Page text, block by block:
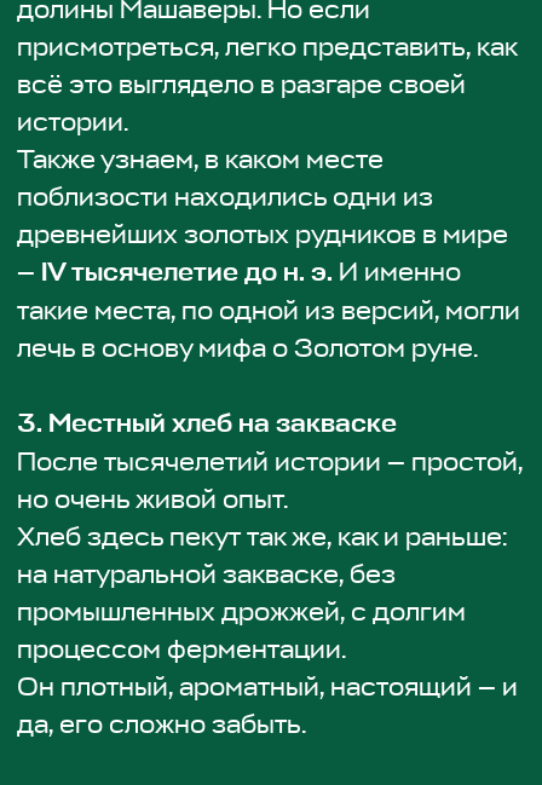
прямо сейчас. Это не музей, а живая
просто услышать про археологию, а
увидеть её в процессе.
5. Дманиси (городище и музей)
Место, которое изменило
представление о расселении
Именно здесь нашли Зезву и Мзию —
людей, которые жили1,8 миллиона лет
назад. Это старейшие останки
Но Дманиси — это ещё и
храм VII века. Несколько слоёв
времени, наложенных друг на друга —
от древнейших людей до
средневековой Грузии.
Поездка займет целый день —
выезжаем из центра Тбилиси в 9:00, а
вернемся около 21:00. Билеты в музей
и обед включены в цену поездки.
Количество мест ограничено —
успейте забронировать билет.